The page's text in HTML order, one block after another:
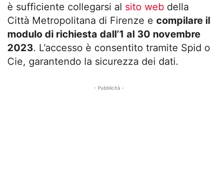
è sufficiente collegarsi al sito web della
Città Metropolitana di Firenze e compilare il
modulo di richiesta dall’1 al 30 novembre
2023. L’accesso è consentito tramite Spid o
Cie, garantendo la sicurezza dei dati.
- Pubblicità -